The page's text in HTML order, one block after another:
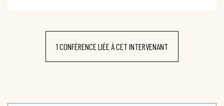
1 CONFÉRENCE LIÉE À CET INTERVENANT